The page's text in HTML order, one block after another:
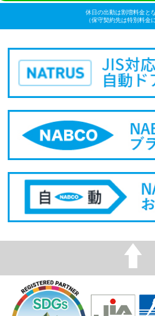
休日の出動は割増料金と
（保守契約先は特別料金